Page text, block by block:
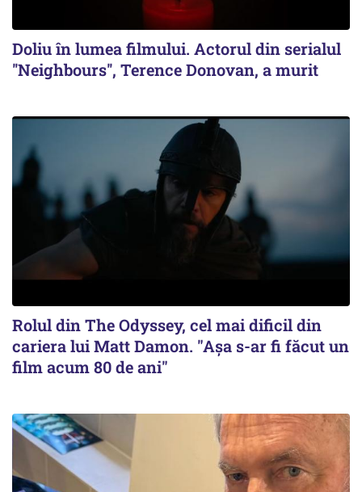
Doliu în lumea filmului. Actorul din serialul
''Neighbours'', Terence Donovan, a murit
Rolul din The Odyssey, cel mai dificil din
cariera lui Matt Damon. "Aşa s-ar fi făcut un
film acum 80 de ani"